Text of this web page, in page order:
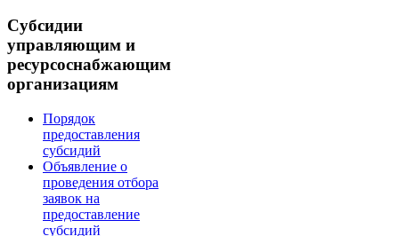
Субсидии
управляющим и
ресурсоснабжающим
организациям
Порядок
предоставления
субсидий
Объявление о
проведения отбора
заявок на
предоставление
субсидий